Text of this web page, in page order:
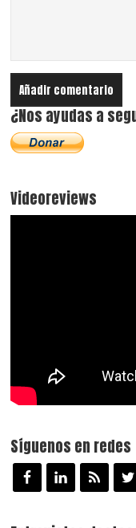
¿Nos ayudas a
Videoreviews
Síguenos en redes